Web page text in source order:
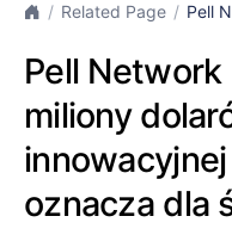
Related Page Pell
Pell Network
miliony
oznacza dla